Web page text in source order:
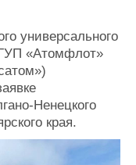
универсального
«Атомфлот»
Ненецкого
края.